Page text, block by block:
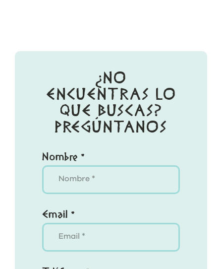
¿NO
ENCUENTRAS LO
QUE BUSCAS?
PREGÚNTANOS
Nombre *
Email *